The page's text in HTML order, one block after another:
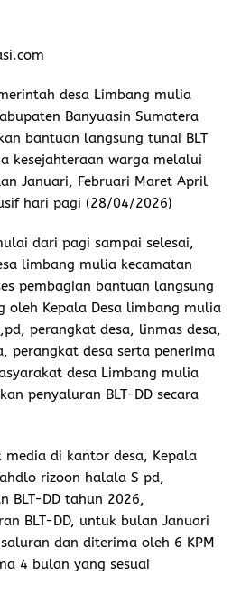
desa Limbang mulia
Banyuasin Sumatera
bantuan langsung tunai BLT
kesejahteraan warga melalui
Januari, Februari Maret April
hari pagi (28/04/2026)
dari pagi sampai selesai,
limbang mulia kecamatan
pembagian bantuan langsung
oleh Kepala Desa limbang mulia
perangkat desa, linmas desa,
perangkat desa serta penerima
desa Limbang mulia
penyaluran BLT-DD secara
di kantor desa, Kepala
rizoon halala S pd,
BLT-DD tahun 2026,
BLT-DD, untuk bulan Januari
dan diterima oleh 6 KPM
4 bulan yang sesuai